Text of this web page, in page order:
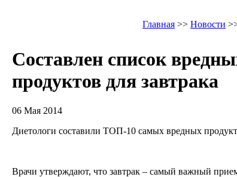
Главная >> Новости
Составлен список
продуктов для завтрака
06 Мая 2014
Диетологи составили ТОП-10 самых вредных
Врачи утверждают, что завтрак – самый важный